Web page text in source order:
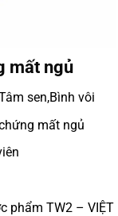
mất ngủ
sen,Bình vôi
mất ngủ
phẩm TW2 – VIỆT